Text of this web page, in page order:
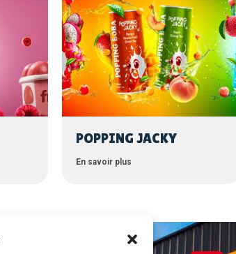
POPPING JACKY
En savoir plus